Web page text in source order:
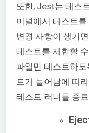
또한, Jest는 테스
미널에서 테스트
변경 사항이 생기
테스트를 제한할
파일만 테스트하
트가 늘어남에 따
테스트 러너를 종